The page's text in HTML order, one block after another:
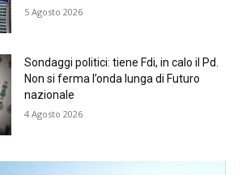
5 Agosto 2026
Sondaggi politici: tiene Fdi, in calo il Pd.
Non si ferma l’onda lunga di Futuro
nazionale
4 Agosto 2026